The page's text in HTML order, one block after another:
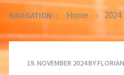
NAVIGATION: : Home » 2024
19. NOVEMBER 2024BYFLORIAN